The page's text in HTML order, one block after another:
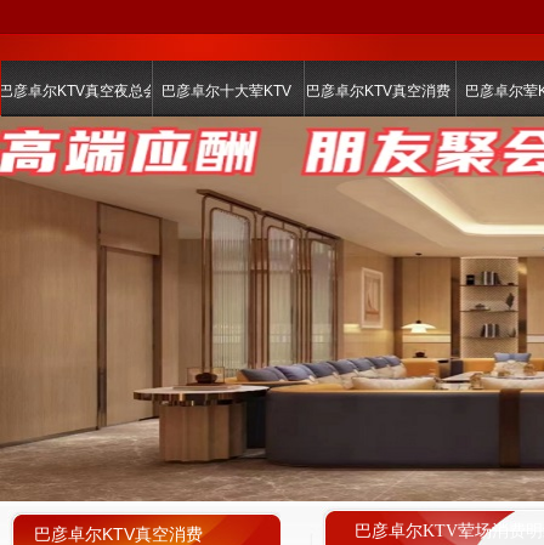
巴彦卓尔KTV真空夜总会 巴彦卓尔十大荤KTV 巴彦卓尔KTV真空消费 巴彦卓尔荤
巴彦卓尔KTV荤场消费
巴彦卓尔KTV真空消费